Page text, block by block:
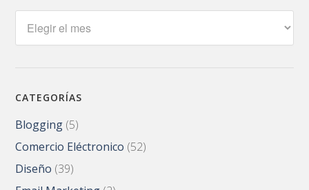
CATEGORÍAS
Blogging (5)
Comercio Eléctronico (52)
Diseño (39)